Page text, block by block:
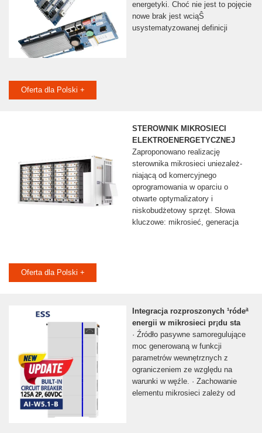
energetyki. Choć nie jest to pojęcie
nowe brak jest wciąŜ
usystematyzowanej definicji
Oferta dla Polski +
STEROWNIK MIKROSIECI
ELEKTROENERGETYCZNEJ
Zaproponowano realizację
sterownika mikrosieci uniezależ-
niającą od komercyjnego
oprogramowania w oparciu o
otwarte optymalizatory i
niskobudżetowy sprzęt. Słowa
kluczowe: mikrosieć, generacja
Oferta dla Polski +
Integracja rozproszonych ¹ródeª
energii w mikrosieci pr¡du sta
· Źródło pasywne samoregulujące
moc generowaną w funkcji
parametrów wewnętrznych z
ograniczeniem ze względu na
warunki w węźle. · Zachowanie
elementu mikrosieci zależy od